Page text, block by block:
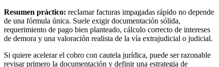
Resumen práctico: reclamar facturas impagadas rápido no depende
de una fórmula única. Suele exigir documentación sólida,
requerimiento de pago bien planteado, cálculo correcto de intereses
de demora y una valoración realista de la vía extrajudicial o judicial.
Si quiere acelerar el cobro con cautela jurídica, puede ser razonable
revisar primero la documentación y definir una estrategia de